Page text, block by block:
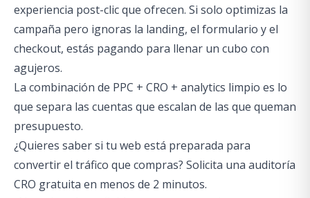
experiencia post-clic que ofrecen. Si solo optimizas la
campaña pero ignoras la landing, el formulario y el
checkout, estás pagando para llenar un cubo con
agujeros.
La combinación de PPC + CRO + analytics limpio es lo
que separa las cuentas que escalan de las que queman
presupuesto.
¿Quieres saber si tu web está preparada para
convertir el tráfico que compras? Solicita una auditoría
CRO gratuita en menos de 2 minutos.